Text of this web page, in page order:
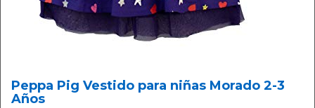
Peppa Pig Vestido para niñas Morado 2-3
Años